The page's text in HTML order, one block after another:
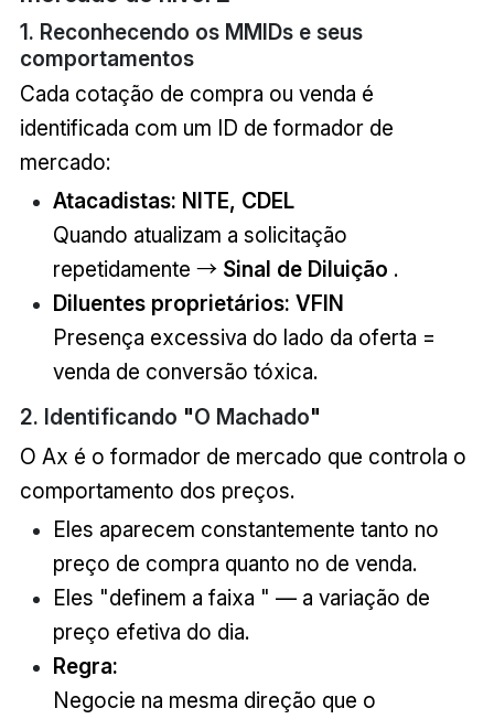
1. Reconhecendo os MMIDs e seus
comportamentos
Cada cotação de compra ou venda é
identificada com um ID de formador de
mercado:
Atacadistas: NITE, CDEL
Quando atualizam a solicitação
repetidamente → Sinal de Diluição .
Diluentes proprietários: VFIN
Presença excessiva do lado da oferta =
venda de conversão tóxica.
2. Identificando "O Machado"
O Ax é o formador de mercado que controla o
comportamento dos preços.
Eles aparecem constantemente tanto no
preço de compra quanto no de venda.
Eles "definem a faixa " — a variação de
preço efetiva do dia.
Regra:
Negocie na mesma direção que o